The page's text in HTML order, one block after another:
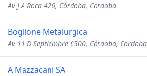
Av J A Roca 426, Córdoba, Cordoba
Boglione Metalurgica
Av 11 D Septiembre 6500, Córdoba, Cordoba
A Mazzacani SA